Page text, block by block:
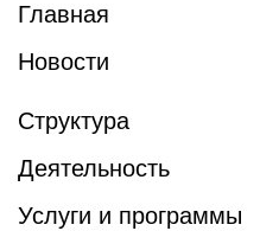
Главная
Новости
Структура
Деятельность
Услуги и программы